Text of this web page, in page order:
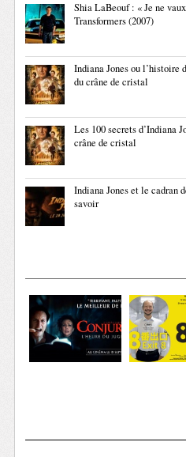
Shia LaBeouf : « Je ne
Transformers (2007)
Indiana Jones ou l’histoire
du crâne de cristal
Les 100 secrets d’Indiana
crâne de cristal
Indiana Jones et le cadran
savoir